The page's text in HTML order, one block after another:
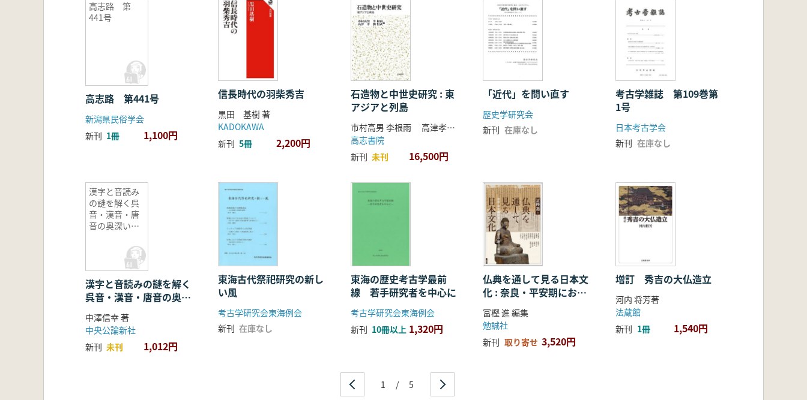
高志路 第
441号
高志路 第441号
新潟県民俗学会
新刊 1冊 1,100円
信長時代の羽柴秀吉
黒田 基樹 著
KADOKAWA
新刊 5冊 2,200円
石造物と中世史研究 : 東
アジアと列島
市村高男 李根雨 高津孝 劉恒武 編
高志書院
新刊 未刊 16,500円
「近代」を問い直す
歴史学研究会
新刊 在庫なし
考古学雑誌 第109巻第
1号
日本考古学会
新刊 在庫なし
漢字と音読み
の謎を解く呉
音・漢音・唐
音の奥深い世
漢字と音読みの謎を解く
呉音・漢音・唐音の奥深
い世界
中澤信幸 著
中央公論新社
新刊 未刊 1,012円
東海古代祭祀研究の新し
い風
考古学研究会東海例会
新刊 在庫なし
東海の歴史考古学最前
線 若手研究者を中心に
考古学研究会東海例会
新刊 10冊以上 1,320円
仏典を通して見る日本文
化 : 奈良・平安期におけ
る仏教の受容・融合・展
開
冨樫 進 編集
勉誠社
新刊 取り寄せ 3,520円
増訂 秀吉の大仏造立
河内 将芳著
法蔵館
新刊 1冊 1,540円
1 / 5